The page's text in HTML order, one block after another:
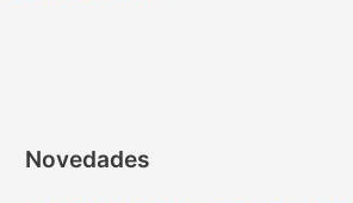
Novedades